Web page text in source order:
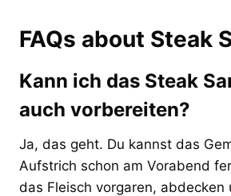
FAQs about Steak
Kann ich das Steak
auch vorbereiten?
Ja, das geht. Du kannst das
Aufstrich schon am Vorabend
das Fleisch vorgaren, abdecken